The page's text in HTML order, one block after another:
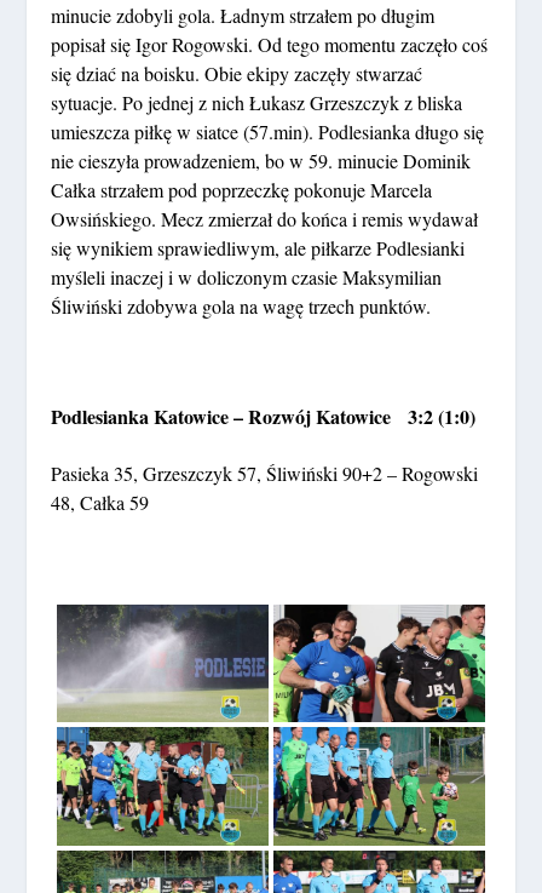
minucie zdobyli gola. Ładnym strzałem po długim
popisał się Igor Rogowski. Od tego momentu zaczęło coś
się dziać na boisku. Obie ekipy zaczęły stwarzać
sytuacje. Po jednej z nich Łukasz Grzeszczyk z bliska
umieszcza piłkę w siatce (57.min). Podlesianka długo się
nie cieszyła prowadzeniem, bo w 59. minucie Dominik
Całka strzałem pod poprzeczkę pokonuje Marcela
Owsińskiego. Mecz zmierzał do końca i remis wydawał
się wynikiem sprawiedliwym, ale piłkarze Podlesianki
myśleli inaczej i w doliczonym czasie Maksymilian
Śliwiński zdobywa gola na wagę trzech punktów.
Podlesianka Katowice – Rozwój Katowice 3:2 (1:0)
Pasieka 35, Grzeszczyk 57, Śliwiński 90+2 – Rogowski
48, Całka 59